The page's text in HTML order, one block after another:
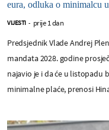
eura, odluka o minimalcu
VIJESTI - prije 1 dan
Predsjednik Vlade Andrej
mandata 2028. godine
najavio je i da će u listopadu
minimalne plaće, prenosi